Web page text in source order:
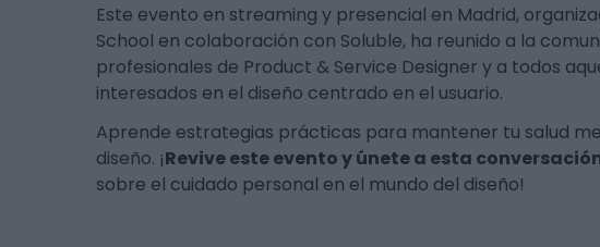
Este evento en streaming y presencial en Madrid,
School en colaboración con Soluble, ha reunido a la
profesionales de Product & Service Designer y a todos
interesados en el diseño centrado en el usuario.
Aprende estrategias prácticas para mantener tu salud
diseño. ¡Revive este evento y únete a esta
sobre el cuidado personal en el mundo del diseño!